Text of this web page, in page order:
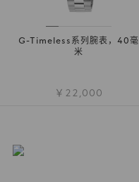
G-Timeless系列腕表，40毫
米
￥22,000